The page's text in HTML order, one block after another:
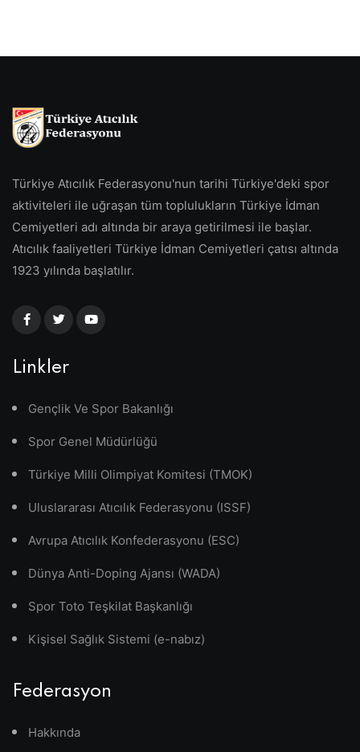
Türkiye Atıcılık Federasyonu'nun tarihi Türkiye'deki spor
aktiviteleri ile uğraşan tüm toplulukların Türkiye İdman
Cemiyetleri adı altında bir araya getirilmesi ile başlar.
Atıcılık faaliyetleri Türkiye İdman Cemiyetleri çatısı altında
1923 yılında başlatılır.
Linkler
Gençlik Ve Spor Bakanlığı
Spor Genel Müdürlüğü
Türkiye Milli Olimpiyat Komitesi (TMOK)
Uluslararası Atıcılık Federasyonu (ISSF)
Avrupa Atıcılık Konfederasyonu (ESC)
Dünya Anti-Doping Ajansı (WADA)
Spor Toto Teşkilat Başkanlığı
Kişisel Sağlık Sistemi (e-nabız)
Federasyon
Hakkında